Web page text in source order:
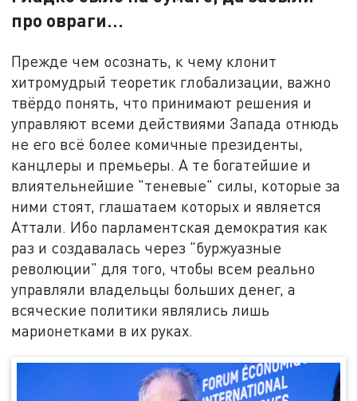
про овраги…
Прежде чем осознать, к чему клонит
хитромудрый теоретик глобализации, важно
твёрдо понять, что принимают решения и
управляют всеми действиями Запада отнюдь
не его всё более комичные президенты,
канцлеры и премьеры. А те богатейшие и
влиятельнейшие "теневые" силы, которые за
ними стоят, глашатаем которых и является
Аттали. Ибо парламентская демократия как
раз и создавалась через "буржуазные
революции" для того, чтобы всем реально
управляли владельцы больших денег, а
всяческие политики являлись лишь
марионетками в их руках.